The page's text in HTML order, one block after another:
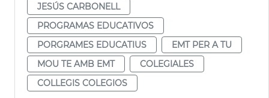
JESÚS CARBONELL
PROGRAMAS EDUCATIVOS
PORGRAMES EDUCATIUS
EMT PER A TU
MOU TE AMB EMT
COLEGIALES
COLLEGIS COLEGIOS